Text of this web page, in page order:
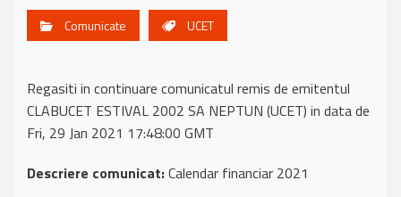
Comunicate UCET
Regasiti in continuare comunicatul remis de emitentul
CLABUCET ESTIVAL 2002 SA NEPTUN (UCET) in data de
Fri, 29 Jan 2021 17:48:00 GMT
Descriere comunicat:Calendar financiar 2021